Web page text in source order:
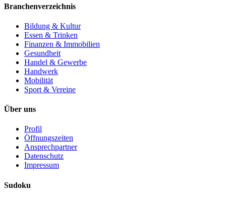
Branchenverzeichnis
Bildung & Kultur
Essen & Trinken
Finanzen & Immobilien
Gesundheit
Handel & Gewerbe
Handwerk
Mobilität
Sport & Vereine
Über uns
Profil
Öffnungszeiten
Ansprechpartner
Datenschutz
Impressum
Sudoku